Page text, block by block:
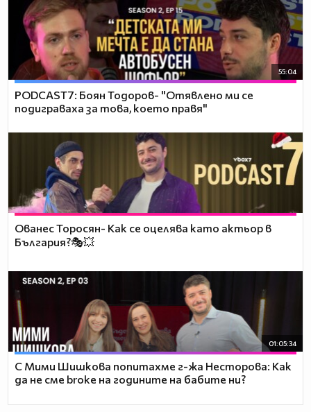
55:04
PODCAST7: ‪Боян Тодоров- "Отявлено ми се
подиграваха за това, което правя"
Ованес Торосян- Как се оцелява като актьор в
България?🎭💥
01:05:34
С Мими Шишкова попитахме г-жа Несторова: Как
да не сме broke на годините на бабите ни?